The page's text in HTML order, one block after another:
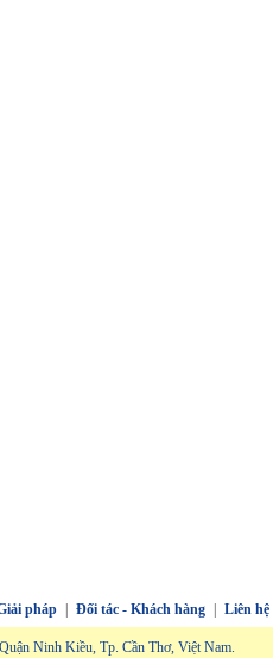
pháp Đối tác - Khách hàng Liên hệ
Ninh Kiều, Tp. Cần Thơ, Việt Nam.